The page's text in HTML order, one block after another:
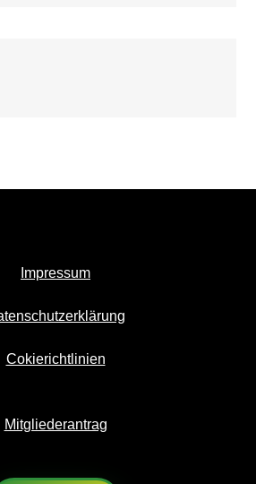
Impressum
Cokierichtlinien
Mitgliederantrag